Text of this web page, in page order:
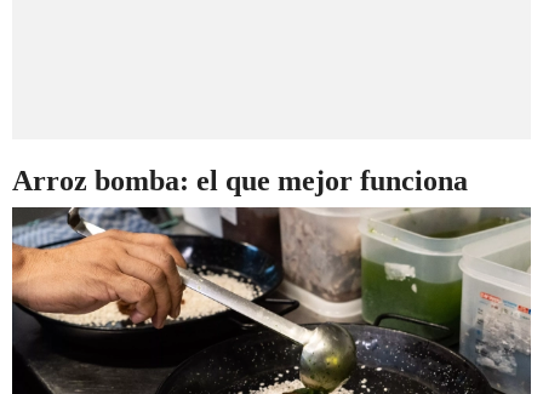
Arroz bomba: el que mejor funciona